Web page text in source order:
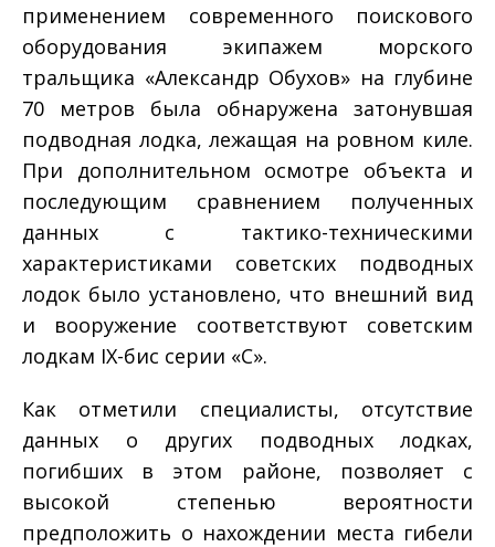
применением современного поискового
оборудования экипажем морского
тральщика «Александр Обухов» на глубине
70 метров была обнаружена затонувшая
подводная лодка, лежащая на ровном киле.
При дополнительном осмотре объекта и
последующим сравнением полученных
данных с тактико-техническими
характеристиками советских подводных
лодок было установлено, что внешний вид
и вооружение соответствуют советским
лодкам IX-бис серии «С».
Как отметили специалисты, отсутствие
данных о других подводных лодках,
погибших в этом районе, позволяет с
высокой степенью вероятности
предположить о нахождении места гибели